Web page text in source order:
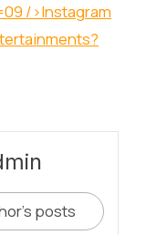
/>Instagram
posts